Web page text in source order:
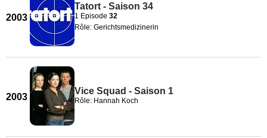
2003
Tatort - Saison 34
1 Episode 32
Rôle: Gerichtsmedizinerin
2003
Vice Squad - Saison 1
Rôle: Hannah Koch